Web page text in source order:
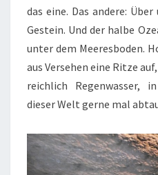
das eine. Das andere:
Gestein. Und der halbe
unter dem Meeresboden.
aus Versehen eine Ritze
reichlich Regenwasser,
dieser Welt gerne mal